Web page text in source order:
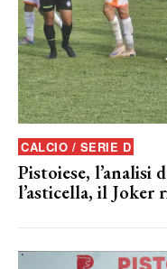
CALCIO / SERIE D
Pistoiese, l’analisi
l’asticella, il Joker